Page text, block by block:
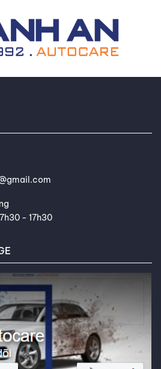
tương lai: Smart Tires,
Tires
- 17h30